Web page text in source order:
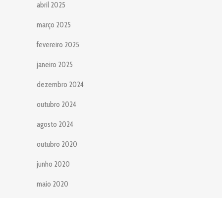
abril 2025
março 2025
fevereiro 2025
janeiro 2025
dezembro 2024
outubro 2024
agosto 2024
outubro 2020
junho 2020
maio 2020